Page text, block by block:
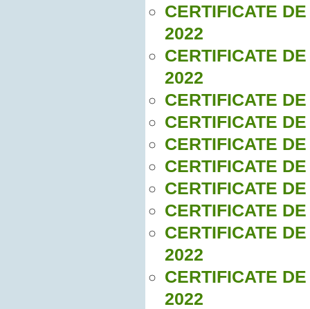
CERTIFICATE
2022
CERTIFICATE
2022
CERTIFICATE
CERTIFICATE
CERTIFICATE
CERTIFICATE
CERTIFICATE
CERTIFICATE
CERTIFICATE
2022
CERTIFICATE
2022